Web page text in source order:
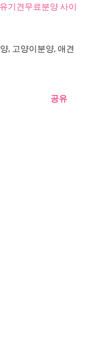
기견무료분양 사이
, 고양이분양, 애견
공유